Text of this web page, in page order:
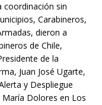
coordinación sin
Carabineros,
dieron a
de Chile,
de la
Juan José Ugarte,
y Despliegue
Dolores en Los